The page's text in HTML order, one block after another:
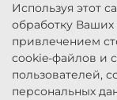
Используя этот
обработку Ваших
привлечением
cookie-файлов и
пользователей,
персональных